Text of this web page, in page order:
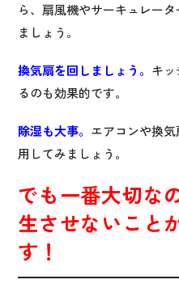
ら、扇風機やサーキュレー
ましょう。
換気扇を回しましょう。 キ
るのも効果的です。
除湿も大事。 エアコンや換
用してみましょう。
でも一番大切な
生させないこと
す！